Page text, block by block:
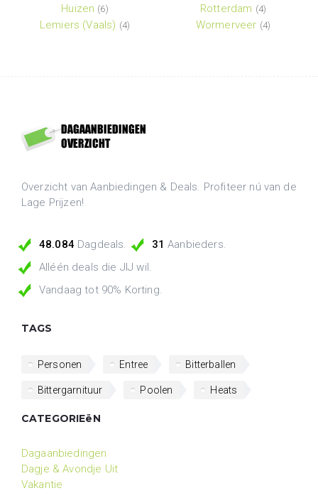
Huizen (6)
Lemiers (Vaals) (4)
Rotterdam (4)
Wormerveer (4)
Overzicht van Aanbiedingen & Deals. Profiteer nú van de
Lage Prijzen!
48.084Dagdeals. 31 Aanbieders.
Alléén deals die JIJ wil.
Vandaag tot 90% Korting.
TAGS
Personen Entree Bitterballen
Bittergarnituur Poolen Heats
CATEGORIEëN
Dagaanbiedingen
Dagje & Avondje Uit
Vakantie